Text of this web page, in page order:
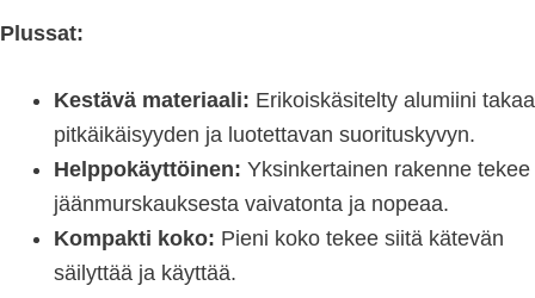
Plussat:
Kestävä materiaali: Erikoiskäsitelty alumiini takaa
pitkäikäisyyden ja luotettavan suorituskyvyn.
Helppokäyttöinen: Yksinkertainen rakenne tekee
jäänmurskauksesta vaivatonta ja nopeaa.
Kompakti koko: Pieni koko tekee siitä kätevän
säilyttää ja käyttää.